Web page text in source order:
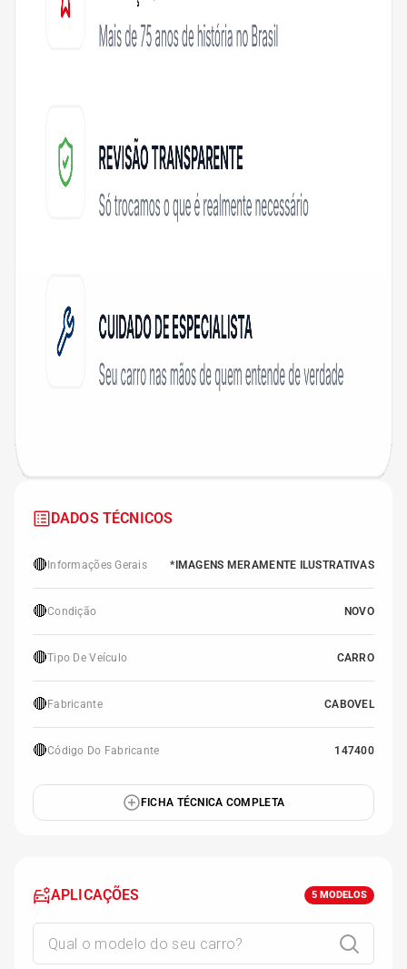
DADOS TÉCNICOS
🔴 Informações Gerais *IMAGENS MERAMENTE ILUSTRATIVAS
🔴Condição NOVO
🔴Tipo De Veículo CARRO
🔴 Fabricante CABOVEL
🔴Código Do Fabricante 147400
FICHA TÉCNICA COMPLETA
APLICAÇÕES 5 MODELOS